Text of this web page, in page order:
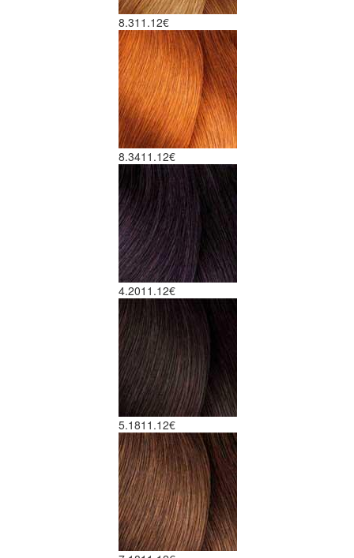
8.311.12€
8.3411.12€
4.2011.12€
5.1811.12€